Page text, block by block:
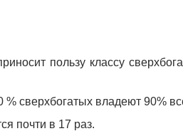
пользу классу
сверхбогатых владеют 90%
почти в 17 раз.